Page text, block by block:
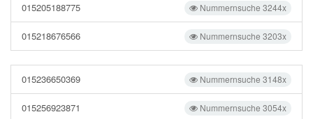
Nummernsuche 3244x
015205188775
Nummernsuche 3203x
015218676566
Nummernsuche 3148x
015236650369
Nummernsuche 3054x
015256923871